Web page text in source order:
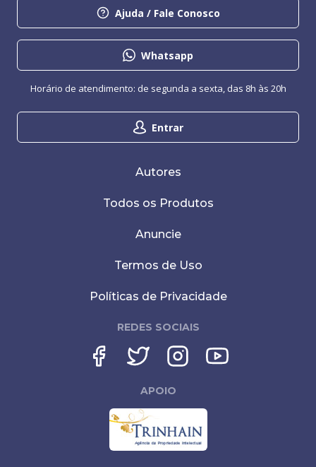
Ajuda / Fale Conosco
Whatsapp
Entrar
Horário de atendimento: de segunda a sexta, das 8h às 20h
Autores
Todos os Produtos
Anuncie
Termos de Uso
Políticas de Privacidade
REDES SOCIAIS
APOIO